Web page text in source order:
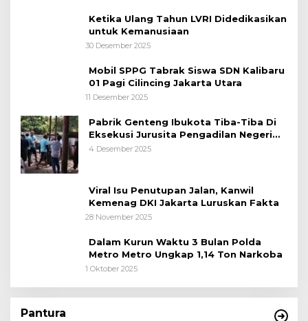
Ketika Ulang Tahun LVRI Didedikasikan
untuk Kemanusiaan
30 Desember 2025
Mobil SPPG Tabrak Siswa SDN Kalibaru
01 Pagi Cilincing Jakarta Utara
11 Desember 2025
Pabrik Genteng Ibukota Tiba-Tiba Di
Eksekusi Jurusita Pengadilan Negeri
Tangerang, Diduga Cacat Hukum Sejak
4 Desember 2025
Viral Isu Penutupan Jalan, Kanwil
Kemenag DKI Jakarta Luruskan Fakta
28 November 2025
Dalam Kurun Waktu 3 Bulan Polda
Metro Metro Ungkap 1,14 Ton Narkoba
1 Oktober 2025
Pantura